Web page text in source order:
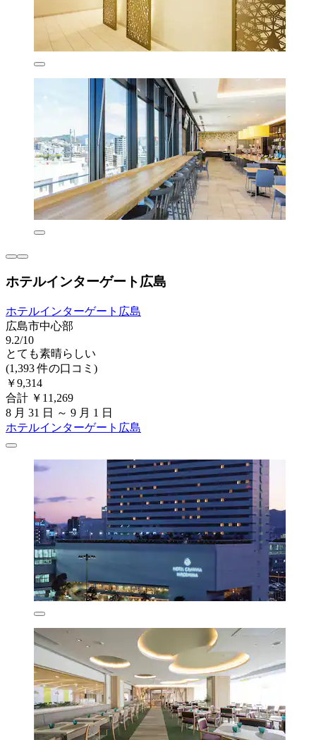
ホテルインターゲート広島
ホテルインターゲート広島
広島市中心部
9.2/10
とても素晴らしい
(1,393 件の口コミ)
￥9,314
合計 ￥11,269
8 月 31 日 ～ 9 月 1 日
ホテルインターゲート広島